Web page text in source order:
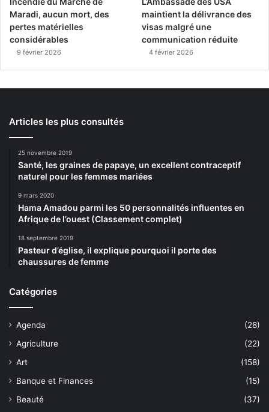
Maradi, aucun mort, des
pertes matérielles
considérables
9 février 2026
maintient la délivrance des
visas malgré une
communication réduite
4 février 2026
Articles les plus consultés
25 novembre 2019
Santé, les graines de papaye, un excellent contraceptif
naturel pour les femmes mariées
9 mars 2020
Hama Amadou parmi les 50 personnalités influentes en
Afrique de l’ouest (Classement complet)
18 septembre 2019
Pasteur d’église, il explique pourquoi il porte des
chaussures de femme
Catégories
Agenda
(28)
Agriculture
(22)
Art
(158)
Banque et Finances
(15)
Beauté
(37)